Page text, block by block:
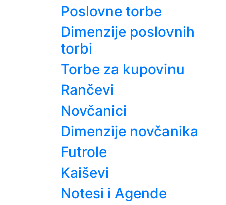
Poslovne torbe
Dimenzije poslovnih
torbi
Torbe za kupovinu
Rančevi
Novčanici
Dimenzije novčanika
Futrole
Kaiševi
Notesi i Agende